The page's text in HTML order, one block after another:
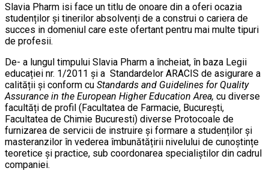
Slavia Pharm isi face un titlu de onoare din a oferi ocazia
studenților și tinerilor absolvenți de a construi o cariera de
succes in domeniul care este ofertant pentru mai multe tipuri
de profesii.
De- a lungul timpului Slavia Pharm a încheiat, în baza Legii
educației nr. 1/2011 și a Standardelor ARACIS de asigurare a
calității și conform cu Standards and Guidelines for Quality
Assurance in the European Higher Education Area, cu diverse
facultăți de profil (Facultatea de Farmacie, București,
Facultatea de Chimie Bucuresti) diverse Protocoale de
furnizarea de servicii de instruire și formare a studenților și
masteranzilor în vederea îmbunătățirii nivelului de cunoștințe
teoretice și practice, sub coordonarea specialiștilor din cadrul
companiei.